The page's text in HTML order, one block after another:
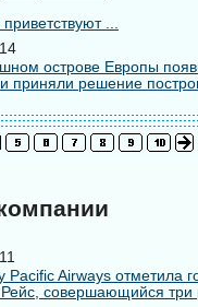
...
острове Европы
приняли решение
Pacific Airways отметила
совершающийся три